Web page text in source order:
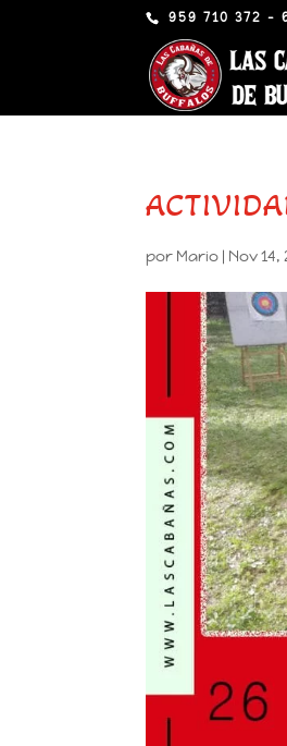
959 710 372 -
por Mario | Nov 14,